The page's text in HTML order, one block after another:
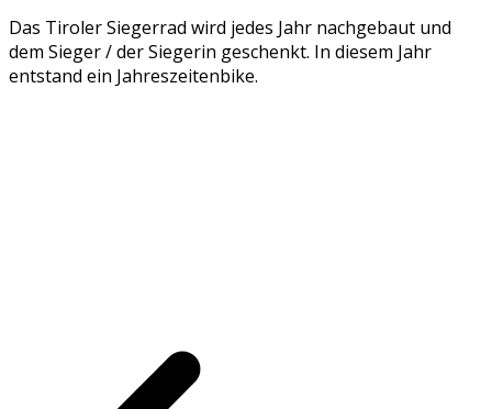
Das Tiroler Siegerrad wird jedes Jahr nachgebaut und
dem Sieger / der Siegerin geschenkt. In diesem Jahr
entstand ein Jahreszeitenbike.